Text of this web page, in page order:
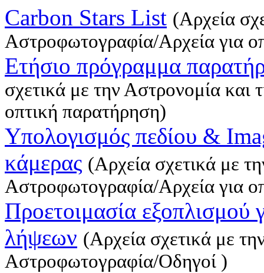
Carbon Stars List (Aρχεία
Αστροφωτογραφία/Αρχεία για
Ετήσιο πρόγραμμα
σχετικά με την Αστρονομία
οπτική παρατήρηση)
Υπολογισμός πεδίου &
κάμερας (Aρχεία σχετικά με
Αστροφωτογραφία/Αρχεία για
Προετοιμασία εξοπλισμού
λήψεων (Aρχεία σχετικά με
Αστροφωτογραφία/Οδηγοί )